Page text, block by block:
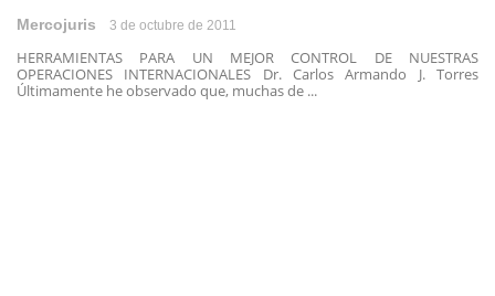
Mercojuris 3 de octubre de 2011
HERRAMIENTAS PARA UN MEJOR CONTROL DE NUESTRAS
OPERACIONES INTERNACIONALES Dr. Carlos Armando J. Torres
Últimamente he observado que, muchas de ...